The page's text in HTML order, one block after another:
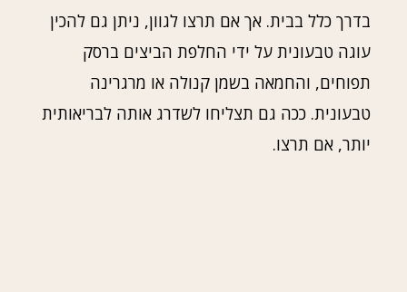
בדרך כלל בבית. אך אם תרצו לגוון, ניתן גם להכין
עוגה טבעונית על ידי החלפת הביצים ברסק
תפוחים, והחמאה בשמן קנולה או מרגרינה
טבעונית. ככה גם תצליחו לשדרג אותה לבריאותית
יותר, אם תרצו.